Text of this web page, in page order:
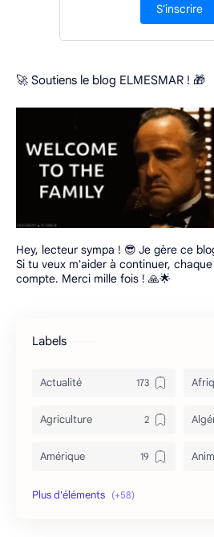
S'inscrire
🚀 Soutiens le blog ELMESMAR ! 🎁
Hey, lecteur sympa ! 😎 Je gère ce
Si tu veux m'aider à continuer,
compte. Merci mille fois ! 🙏🌟
Labels
Actualité
Agriculture
Amérique
Archéologie